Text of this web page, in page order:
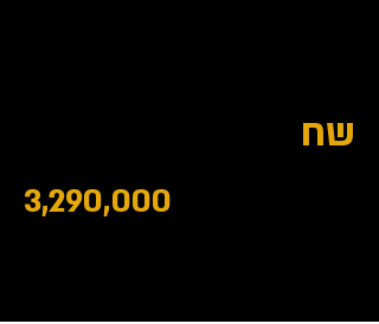
שח
3,290,000